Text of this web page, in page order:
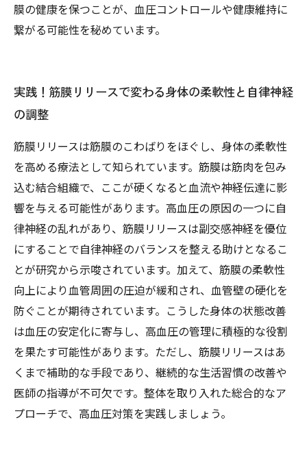
膜の健康を保つことが、血圧コントロールや健康維持に
繋がる可能性を秘めています。
実践！筋膜リリースで変わる身体の柔軟性と自律神経
の調整
筋膜リリースは筋膜のこわばりをほぐし、身体の柔軟性
を高める療法として知られています。筋膜は筋肉を包み
込む結合組織で、ここが硬くなると血流や神経伝達に影
響を与える可能性があります。高血圧の原因の一つに自
律神経の乱れがあり、筋膜リリースは副交感神経を優位
にすることで自律神経のバランスを整える助けとなるこ
とが研究から示唆されています。加えて、筋膜の柔軟性
向上により血管周囲の圧迫が緩和され、血管壁の硬化を
防ぐことが期待されています。こうした身体の状態改善
は血圧の安定化に寄与し、高血圧の管理に積極的な役割
を果たす可能性があります。ただし、筋膜リリースはあ
くまで補助的な手段であり、継続的な生活習慣の改善や
医師の指導が不可欠です。整体を取り入れた総合的なア
プローチで、高血圧対策を実践しましょう。